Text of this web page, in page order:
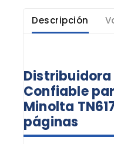
Descripción
Distribuidora
Confiable
Minolta
páginas